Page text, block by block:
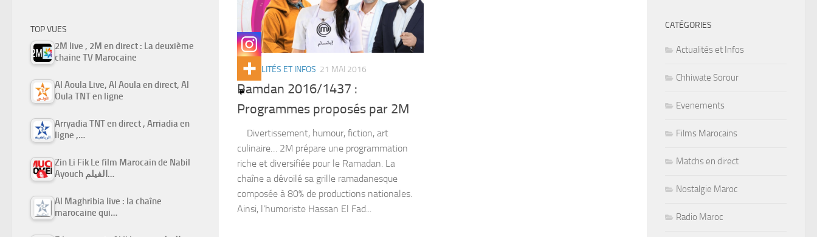
ACTUALITÉS ET INFOS 21 MAI 2016
Ramdan 2016/1437 :
Programmes proposés par 2M
Divertissement, humour, fiction, art
culinaire… 2M prépare une programmation
riche et diversifiée pour le Ramadan. La
chaîne a dévoilé sa grille ramadanesque
composée à 80% de productions nationales.
Ainsi, l’humoriste Hassan El Fad...
TOP VUES
2M live , 2M en direct : La deuxième
chaine TV Marocaine
Al Aoula Live, Al Aoula en direct, Al
Oula TNT en ligne
Arryadia TNT en direct , Arriadia en
ligne ,…
Zin Li Fik Le film Marocain de Nabil
Ayouch الفيلم…
Al Maghribia live : la chaîne
marocaine qui…
CATÉGORIES
Actualités et Infos
Chhiwate Sorour
Evenements
Films Marocains
Matchs en direct
Nostalgie Maroc
Radio Maroc